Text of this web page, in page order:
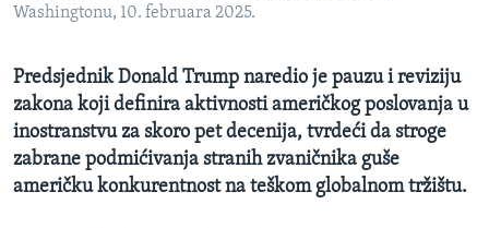
Jezici
Washingtonu, 10. februara 2025.
Predsjednik Donald Trump naredio je pauzu i reviziju
zakona koji definira aktivnosti američkog poslovanja u
inostranstvu za skoro pet decenija, tvrdeći da stroge
zabrane podmićivanja stranih zvaničnika guše
američku konkurentnost na teškom globalnom tržištu.